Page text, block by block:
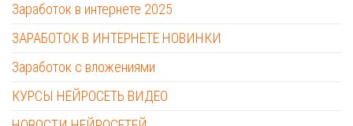
Заработок в интернете 2025
ЗАРАБОТОК В ИНТЕРНЕТЕ НОВИНКИ
Заработок с вложениями
КУРСЫ НЕЙРОСЕТЬ ВИДЕО